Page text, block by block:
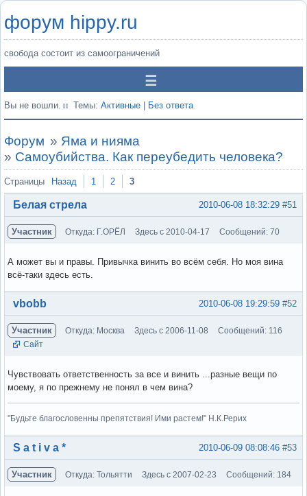
форум hippy.ru
свобода состоит из самоограничений
Вы не вошли. Темы: Активные Без ответа
Форум » Яма и нияма
» Самоубийства. Как переубедить человека?
Страницы Назад 1 2 3
#51
2010-06-08 18:32:29
Белая стрела
Участник Откуда: Г.ОРЁЛ Здесь с 2010-04-17 Сообщений: 70
А может вы и правы. Привычка винить во всём себя. Но моя вина
всё-таки здесь есть.
Вне форума #52
2010-06-08 19:29:59
vbobb
Участник Откуда: Москва Здесь с 2006-11-08
Сообщений: 116
Сайт
Чувствовать ответственность за все и винить ...разные вещи по
моему, я по прежнему не понял в чем вина?
"Будьте благословенны препятствия! Ими растем!" Н.К.Рерих
Вне форума #53
2010-06-09 08:08:46
S a t i v a *
Участник Откуда: Тольятти Здесь с 2007-02-23 Сообщений: 184